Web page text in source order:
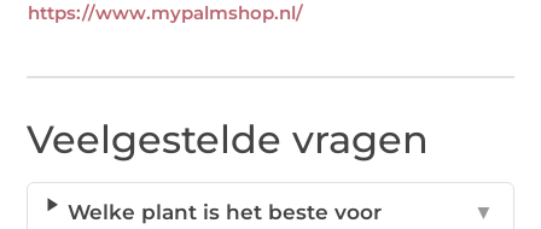
https://www.mypalmshop.nl/
Veelgestelde vragen
Welke plant is het beste voor
▼